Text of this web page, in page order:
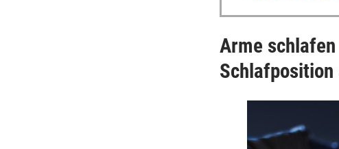
Arme
Schlafposition